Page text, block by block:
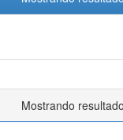
Mostrando